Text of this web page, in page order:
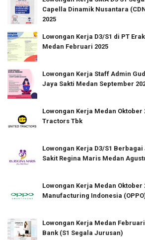
Capella Dinamik Nusantara
2025
Lowongan Kerja D3/S1 di PT
Medan Februari 2025
Lowongan Kerja Staff Admin
Jaya Sakti Medan September
Lowongan Kerja Medan Oktober
Tractors Tbk
Lowongan Kerja D3/S1
Sakit Regina Maris Medan
Lowongan Kerja Medan Oktober
Manufacturing Indonesia
Lowongan Kerja Medan Februari
Bank (S1 Segala Jurusan)